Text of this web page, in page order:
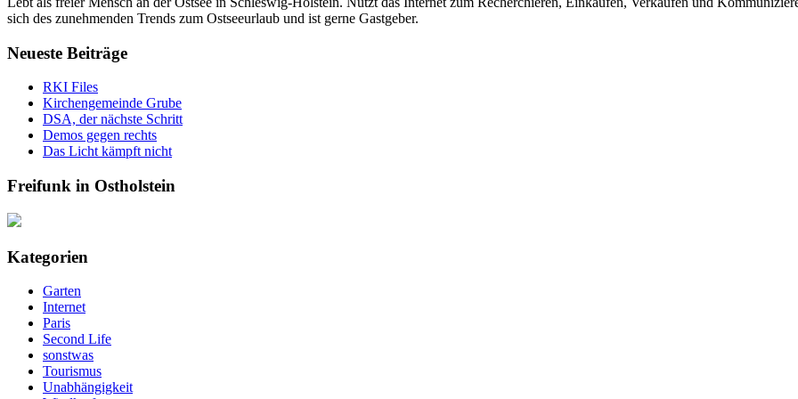
sich des zunehmenden Trends zum Ostseeurlaub und ist gerne Gastgeber.
Neueste Beiträge
RKI Files
Kirchengemeinde Grube
DSA, der nächste Schritt
Demos gegen rechts
Das Licht kämpft nicht
Freifunk in Ostholstein
Kategorien
Garten
Internet
Paris
Second Life
sonstwas
Tourismus
Unabhängigkeit